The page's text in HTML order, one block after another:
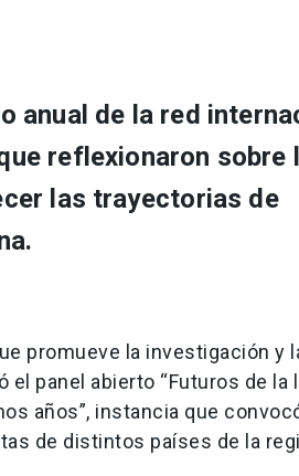
anual de la red
reflexionaron sobre
las trayectorias de
promueve la investigación y
panel abierto “Futuros de la
años”, instancia que
de distintos países de la